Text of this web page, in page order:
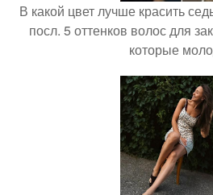
В какой цвет лучше красить
посл. 5 оттенков волос для
которые